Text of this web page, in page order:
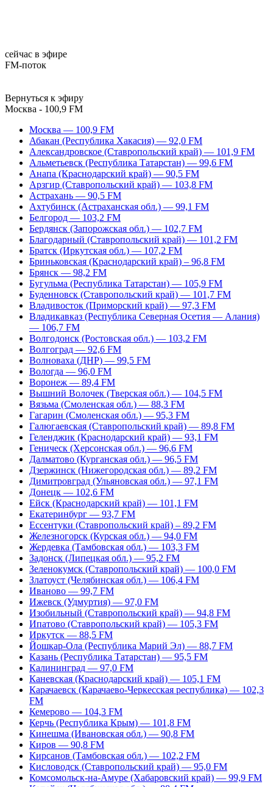
сейчас в эфире
FM-поток
Вернуться к эфиру
Москва - 100,9 FM
Москва — 100,9 FM
Абакан (Республика Хакасия) — 92,0 FM
Александровское (Ставропольский край) — 101,9 FM
Альметьевск (Республика Татарстан) — 99,6 FM
Анапа (Краснодарский край) — 90,5 FM
Арзгир (Ставропольский край) — 103,8 FM
Астрахань — 90,5 FM
Ахтубинск (Астраханская обл.) — 99,1 FM
Белгород — 103,2 FM
Бердянск (Запорожская обл.) — 102,7 FM
Благодарный (Ставропольский край) — 101,2 FM
Братск (Иркутская обл.) — 107,2 FM
Бриньковская (Краснодарский край) – 96,8 FM
Брянск — 98,2 FM
Бугульма (Республика Татарстан) — 105,9 FM
Буденновск (Ставропольский край) — 101,7 FM
Владивосток (Приморский край) — 97,3 FM
Владикавказ (Республика Северная Осетия — Алания)
— 106,7 FM
Волгодонск (Ростовская обл.) — 103,2 FM
Волгоград — 92,6 FM
Волноваха (ДНР) — 99,5 FM
Вологда — 96,0 FM
Воронеж — 89,4 FM
Вышний Волочек (Тверская обл.) — 104,5 FM
Вязьма (Смоленская обл.) — 88,3 FM
Гагарин (Смоленская обл.) — 95,3 FM
Галюгаевская (Ставропольский край) — 89,8 FM
Геленджик (Краснодарский край) — 93,1 FM
Геническ (Херсонская обл.) — 96,6 FM
Далматово (Курганская обл.) — 96,5 FM
Дзержинск (Нижегородская обл.) — 89,2 FM
Димитровград (Ульяновская обл.) — 97,1 FM
Донецк — 102,6 FM
Ейск (Краснодарский край) — 101,1 FM
Екатеринбург — 93,7 FM
Ессентуки (Ставропольский край) – 89,2 FM
Железногорск (Курская обл.) — 94,0 FM
Жердевка (Тамбовская обл.) — 103,3 FM
Задонск (Липецкая обл.) — 95,2 FM
Зеленокумск (Ставропольский край) — 100,0 FM
Златоуст (Челябинская обл.) — 106,4 FM
Иваново — 99,7 FM
Ижевск (Удмуртия) — 97,0 FM
Изобильный (Ставропольский край) — 94,8 FM
Ипатово (Ставропольский край) — 105,3 FM
Иркутск — 88,5 FM
Йошкар-Ола (Республика Марий Эл) — 88,7 FM
Казань (Республика Татарстан) — 95,5 FM
Калининград — 97,0 FM
Каневская (Краснодарский край) — 105,1 FM
Карачаевск (Карачаево-Черкесская республика) — 102,3
FM
Кемерово — 104,3 FM
Керчь (Республика Крым) — 101,8 FM
Кинешма (Ивановская обл.) — 90,8 FM
Киров — 90,8 FM
Кирсанов (Тамбовская обл.) — 102,2 FM
Кисловодск (Ставропольский край) — 95,0 FM
Комсомольск-на-Амуре (Хабаровский край) — 99,9 FM